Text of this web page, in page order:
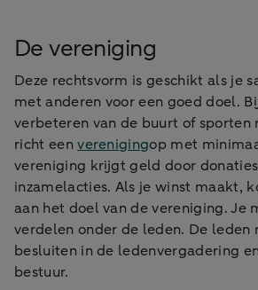
De vereniging
Deze rechtsvorm is geschikt als je
met anderen voor een goed doel.
verbeteren van de buurt of sporten
richt eenverenigingop met
vereniging krijgt geld door
inzamelacties. Als je winst maakt,
aan het doel van de vereniging. Je
verdelen onder de leden. De leden
besluiten in de ledenvergadering
bestuur.